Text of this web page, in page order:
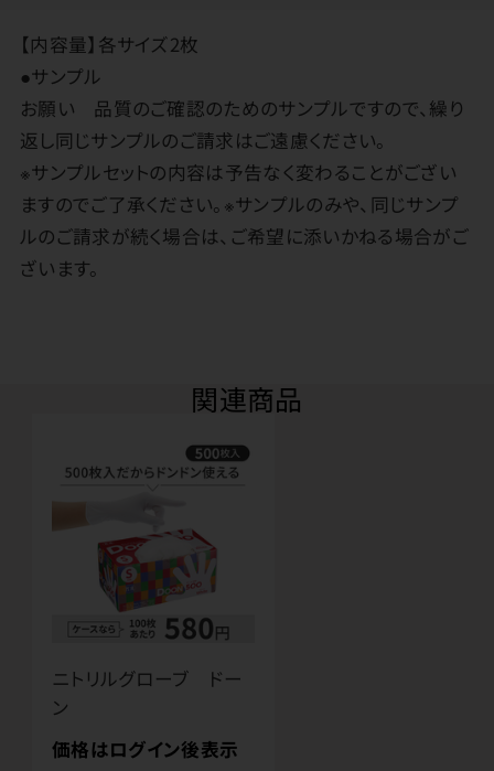
【内容量】各サイズ2枚
●サンプル
お願い 品質のご確認のためのサンプルですので、繰り
返し同じサンプルのご請求はご遠慮ください。
※サンプルセットの内容は予告なく変わることがござい
ますのでご了承ください。※サンプルのみや、同じサンプ
ルのご請求が続く場合は、ご希望に添いかねる場合がご
ざいます。
関連商品
ニトリルグローブ ドー
ン
価格はログイン後表示